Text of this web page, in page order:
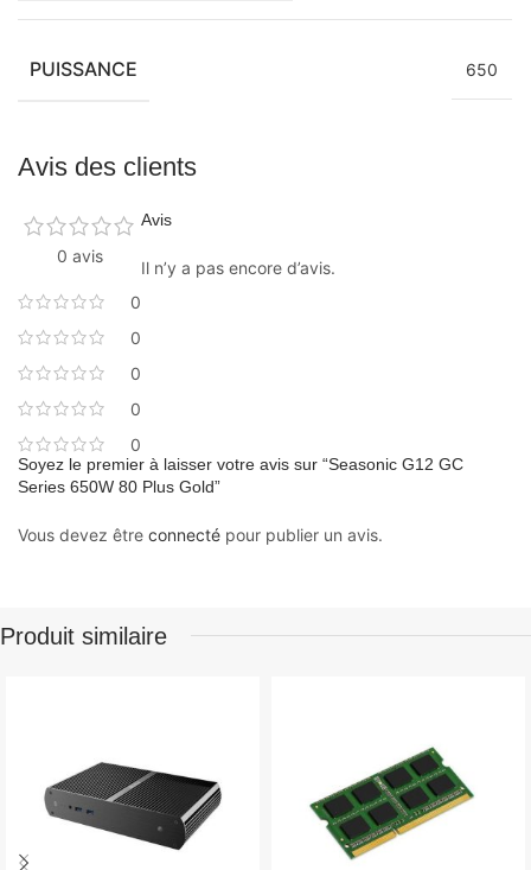
PUISSANCE 650
Avis des clients
0 avis
0
0
0
0
0
Avis
Il n’y a pas encore d’avis.
Soyez le premier à laisser votre avis sur “Seasonic G12 GC
Series 650W 80 Plus Gold”
Vous devez être connecté pour publier un avis.
Produit similaire